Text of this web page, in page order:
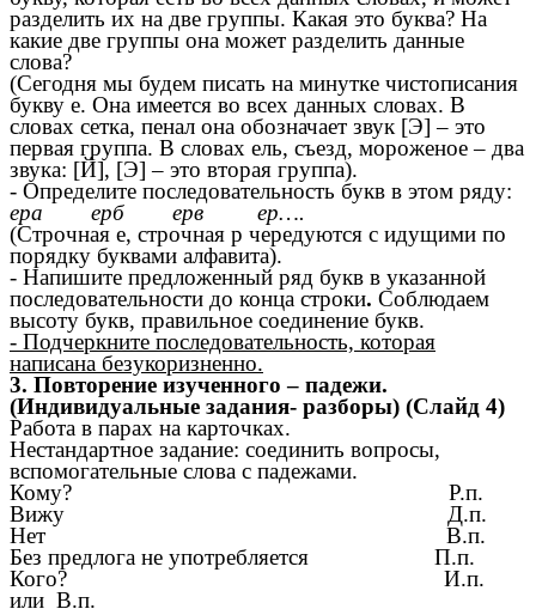
разделить их на две группы. Какая это буква? На
какие две группы она может разделить данные
слова?
(Сегодня мы будем писать на минутке чистописания
букву е. Она имеется во всех данных словах. В
словах сетка, пенал она обозначает звук [Э] – это
первая группа. В словах ель, съезд, мороженое – два
звука: [Й], [Э] – это вторая группа).
- Определите последовательность букв в этом ряду:
ера ерб ерв ер….
(Строчная е, строчная р чередуются с идущими по
порядку буквами алфавита).
- Напишите предложенный ряд букв в указанной
последовательности до конца строки. Соблюдаем
высоту букв, правильное соединение букв.
- Подчеркните последовательность, которая
написана безукоризненно.
3. Повторение изученного – падежи.
(Индивидуальные задания- разборы) (Слайд 4)
Работа в парах на карточках.
Нестандартное задание: соединить вопросы,
вспомогательные слова с падежами.
Кому? Р.п.
Вижу Д.п.
Нет В.п.
Без предлога не употребляется П.п.
Кого? И.п.
или В.п.